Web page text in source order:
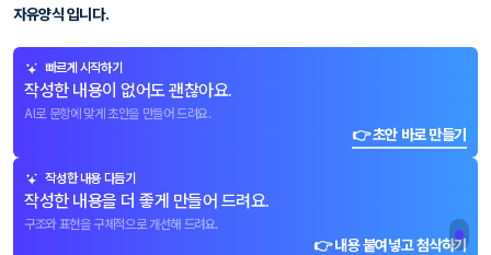
자유양식 입니다.
빠르게 시작하기
작성한 내용이 없어도 괜찮아요.
AI로 문항에 맞게 초안을 만들어 드려요.
👉 초안 바로 만들기
작성한 내용 다듬기
작성한 내용을 더 좋게 만들어 드려요.
구조와 표현을 구체적으로 개선해 드려요.
👉 내용 붙여넣고 첨삭하기